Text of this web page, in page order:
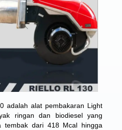
adalah alat pembakaran Light
ringan dan biodiesel yang
tembak dari 418 Mcal hingga